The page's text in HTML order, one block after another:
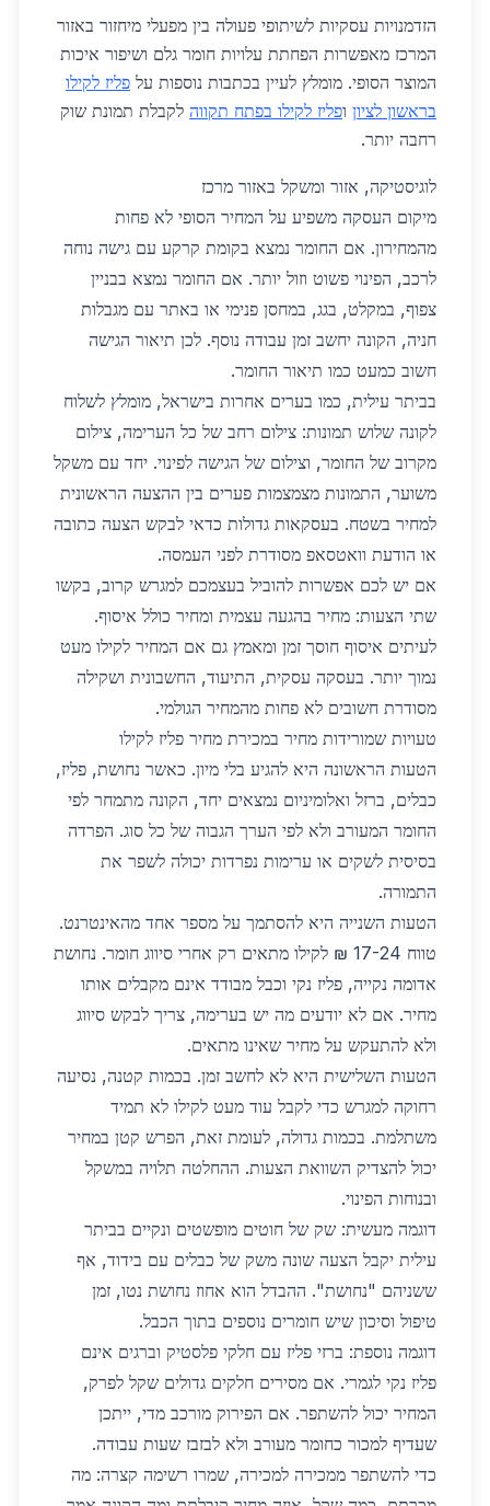
הזדמנויות עסקיות לשיתופי פעולה בין מפעלי מיחזור באזור
המרכז מאפשרות הפחתת עלויות חומר גלם ושיפור איכות
המוצר הסופי. מומלץ לעיין בכתבות נוספות על פליז לקילו
בראשון לציון ופליז לקילו בפתח תקווה לקבלת תמונת שוק
רחבה יותר.
לוגיסטיקה, אזור ומשקל באזור מרכז
מיקום העסקה משפיע על המחיר הסופי לא פחות
מהמחירון. אם החומר נמצא בקומת קרקע עם גישה נוחה
לרכב, הפינוי פשוט וזול יותר. אם החומר נמצא בבניין
צפוף, במקלט, בגג, במחסן פנימי או באתר עם מגבלות
חניה, הקונה יחשב זמן עבודה נוסף. לכן תיאור הגישה
חשוב כמעט כמו תיאור החומר.
בביתר עילית, כמו בערים אחרות בישראל, מומלץ לשלוח
לקונה שלוש תמונות: צילום רחב של כל הערימה, צילום
מקרוב של החומר, וצילום של הגישה לפינוי. יחד עם משקל
משוער, התמונות מצמצמות פערים בין ההצעה הראשונית
למחיר בשטח. בעסקאות גדולות כדאי לבקש הצעה כתובה
או הודעת וואטסאפ מסודרת לפני העמסה.
אם יש לכם אפשרות להוביל בעצמכם למגרש קרוב, בקשו
שתי הצעות: מחיר בהגעה עצמית ומחיר כולל איסוף.
לעיתים איסוף חוסך זמן ומאמץ גם אם המחיר לקילו מעט
נמוך יותר. בעסקה עסקית, התיעוד, החשבונית ושקילה
מסודרת חשובים לא פחות מהמחיר הגולמי.
טעויות שמורידות מחיר במכירת מחיר פליז לקילו
הטעות הראשונה היא להגיע בלי מיון. כאשר נחושת, פליז,
כבלים, ברזל ואלומיניום נמצאים יחד, הקונה מתמחר לפי
החומר המעורב ולא לפי הערך הגבוה של כל סוג. הפרדה
בסיסית לשקים או ערימות נפרדות יכולה לשפר את
התמורה.
הטעות השנייה היא להסתמך על מספר אחד מהאינטרנט.
טווח 17-24 ₪ לקילו מתאים רק אחרי סיווג חומר. נחושת
אדומה נקייה, פליז נקי וכבל מבודד אינם מקבלים אותו
מחיר. אם לא יודעים מה יש בערימה, צריך לבקש סיווג
ולא להתעקש על מחיר שאינו מתאים.
הטעות השלישית היא לא לחשב זמן. בכמות קטנה, נסיעה
רחוקה למגרש כדי לקבל עוד מעט לקילו לא תמיד
משתלמת. בכמות גדולה, לעומת זאת, הפרש קטן במחיר
יכול להצדיק השוואת הצעות. ההחלטה תלויה במשקל
ובנוחות הפינוי.
דוגמה מעשית: שק של חוטים מופשטים ונקיים בביתר
עילית יקבל הצעה שונה משק של כבלים עם בידוד, אף
ששניהם "נחושת". ההבדל הוא אחוז נחושת נטו, זמן
טיפול וסיכון שיש חומרים נוספים בתוך הכבל.
דוגמה נוספת: ברזי פליז עם חלקי פלסטיק וברגים אינם
פליז נקי לגמרי. אם מסירים חלקים גדולים שקל לפרק,
המחיר יכול להשתפר. אם הפירוק מורכב מדי, ייתכן
שעדיף למכור כחומר מעורב ולא לבזבז שעות עבודה.
כדי להשתפר ממכירה למכירה, שמרו רשימה קצרה: מה